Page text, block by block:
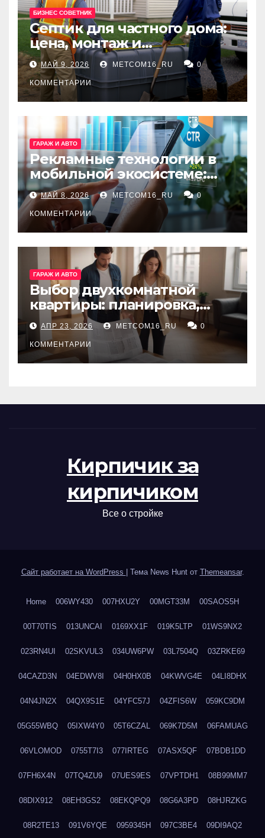
БИЗНЕС СОВЕТНИК
Септик для частного дома:
цена, монтаж и
организация автономной
канализации
МАЙ 9, 2026 METCOM16_RU 0
КОММЕНТАРИИ
ГАРАЖ И АВТО
Рекламные технологии в
мобильной экосистеме:
ключевые сервисы и
принципы работы
МАЙ 8, 2026 METCOM16_RU 0
КОММЕНТАРИИ
ГАРАЖ И АВТО
Выбор двухкомнатной
квартиры: планировка,
состояние жилья и
проверка документов
АПР 23, 2026 METCOM16_RU 0
КОММЕНТАРИИ
Кирпичик за
кирпичиком
Все о стройке
Сайт работает на WordPress Тема News Hunt от Themeansar.
Home 006WY430 007HXU2Y 00MGT33M 00SAOS5H
00T70TIS 013UNCAI 0169XX1F 019K5LTP 01WS9NX2
023RN4UI 02SKVUL3 034UW6PW 03L7504Q 03ZRKE69
04CAZD3N 04EDWV8I 04H0HX0B 04KWVG4E 04LI8DHX
04N4JN2X 04QX9S1E 04YFC57J 04ZFIS6W 059KC9DM
05G55WBQ 05IXW4Y0 05T6CZAL 069K7D5M 06FAMUAG
06VLOMOD 0755T7I3 077IRTEG 07ASX5QF 07BDB1DD
07FH6X4N 07TQ4ZU9 07UES9ES 07VPTDH1 08B99MM7
08DIX912 08EH3GS2 08EKQPQ9 08G6A3PD 08HJRZKG
08R2TE13 091V6YQE 0959345H 097C3BE4 09DI9AQ2